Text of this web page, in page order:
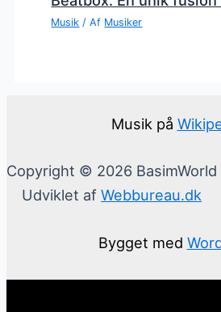
Musik / Af Musiker
Musik på
Copyright © 2026 BasimWorld
Udviklet af Webbureau.dk
Bygget med